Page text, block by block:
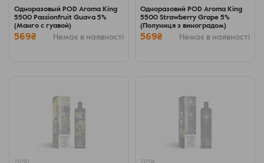
Одноразовый POD Aroma King
5500 Passionfruit Guava 5%
(Манго с гуавой)
569₴ Немає в наявності
Одноразовий POD Aroma King
5500 Strawberry Grape 5%
(Полуниця з виноградом)
569₴ Немає в наявності
21250 21254